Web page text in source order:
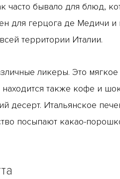
часто бывало для блюд,
для герцога де Медичи и
территории Италии.
ликеры. Это мягкое
также кофе и
десерт. Итальянское
посыпают какао-